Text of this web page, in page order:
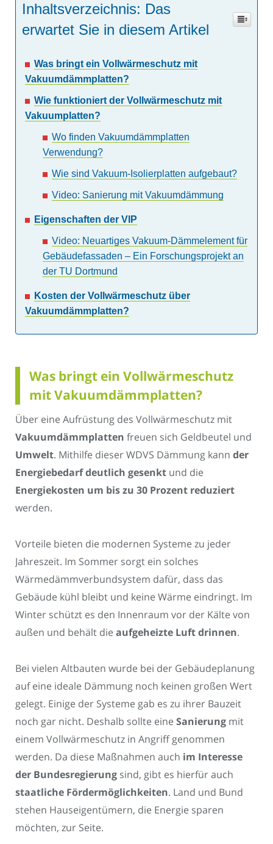
Inhaltsverzeichnis: Das
erwartet Sie in diesem Artikel
Was bringt ein Vollwärmeschutz mit
Vakuumdämmplatten?
Wie funktioniert der Vollwärmeschutz mit
Vakuumplatten?
Wo finden Vakuumdämmplatten
Verwendung?
Wie sind Vakuum-Isolierplatten aufgebaut?
Video: Sanierung mit Vakuumdämmung
Eigenschaften der VIP
Video: Neuartiges Vakuum-Dämmelement für
Gebäudefassaden – Ein Forschungsprojekt an
der TU Dortmund
Kosten der Vollwärmeschutz über
Vakuumdämmplatten?
Was bringt ein Vollwärmeschutz
mit Vakuumdämmplatten?
Über eine Aufrüstung des Vollwärmeschutz mit
Vakuumdämmplatten freuen sich Geldbeutel und
Umwelt. Mithilfe dieser WDVS Dämmung kann der
Energiebedarf deutlich gesenkt und die
Energiekosten um bis zu 30 Prozent reduziert
werden.
Vorteile bieten die modernen Systeme zu jeder
Jahreszeit. Im Sommer sorgt ein solches
Wärmedämmverbundsystem dafür, dass das
Gebäude kühl bleibt und keine Wärme eindringt. Im
Winter schützt es den Innenraum vor der Kälte von
außen und behält die aufgeheizte Luft drinnen.
Bei vielen Altbauten wurde bei der Gebäudeplanung
auf eine ideale Dämmung noch keinen großen Wert
gelegt. Einige der Systeme gab es zu ihrer Bauzeit
noch gar nicht. Deshalb sollte eine Sanierung mit
einem Vollwärmeschutz in Angriff genommen
werden. Da diese Maßnahmen auch im Interesse
der Bundesregierung sind, gibt es hierfür auch
staatliche Fördermöglichkeiten. Land und Bund
stehen Hauseigentümern, die Energie sparen
möchten, zur Seite.